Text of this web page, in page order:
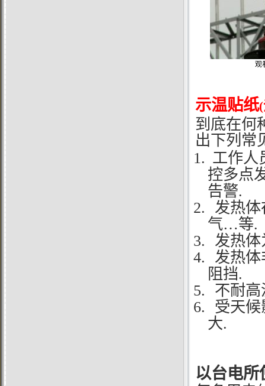
观
示温贴纸
到底在何
出下列常
1. 工作人
控多点
告警.
2.
发热
气…等.
3.
发热
4.
发热
阻挡.
5.
不耐
6.
受天
大.
以台电所